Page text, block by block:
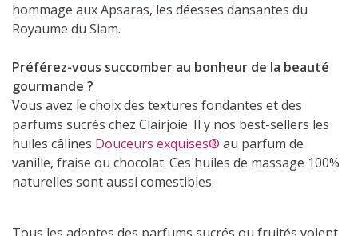
hommage aux Apsaras, les déesses dansantes du
Royaume du Siam.
Préférez-vous succomber au bonheur de la beauté
gourmande ?
Vous avez le choix des textures fondantes et des
parfums sucrés chez Clairjoie. Il y nos best-sellers les
huiles câlines Douceurs exquises® au parfum de
vanille, fraise ou chocolat. Ces huiles de massage 100%
naturelles sont aussi comestibles.